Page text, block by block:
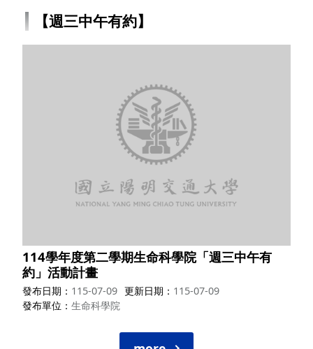
【週三中午有約】
114學年度第二學期生命科學院「週三中午有
約」活動計畫
發布日期 115-07-09 更新日期
115-07-09
發布單位
生命科學院